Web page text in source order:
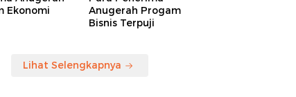
Ekonomi
Anugerah Progam
Bisnis Terpuji
Lihat Selengkapnya